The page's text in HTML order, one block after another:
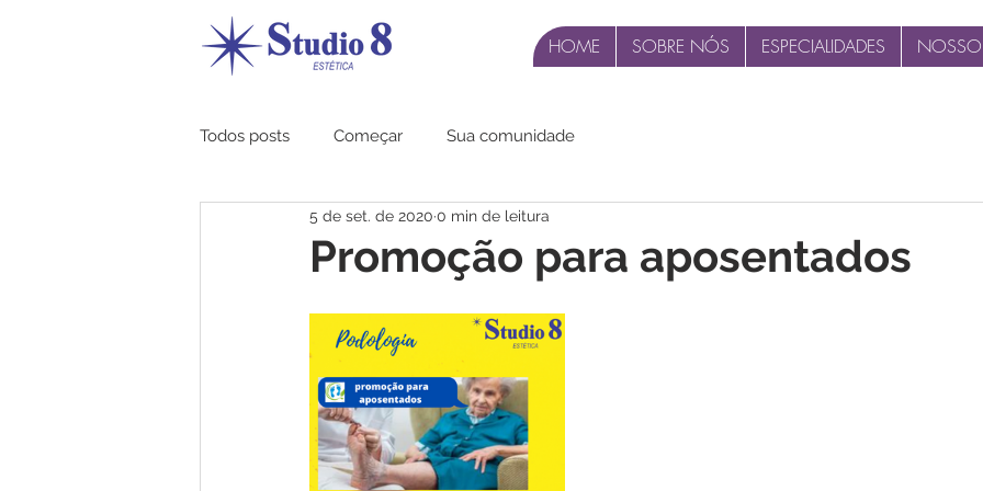
HOME SOBRE NÓS ESPECIALIDADES
Todos posts Começar Sua comunidade
Promoção para aposentados
5 de set. de 2020 0 min de leitura